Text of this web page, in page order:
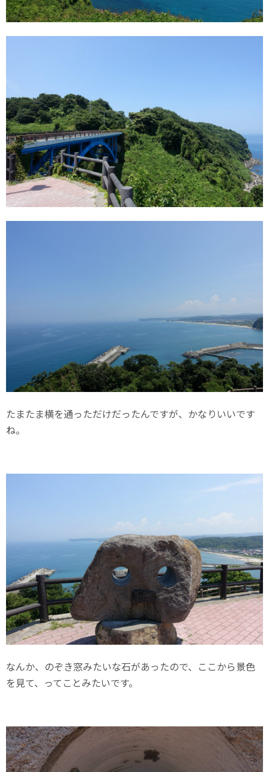
たまたま横を通っただけだったんですが、かなりいいです
ね。
なんか、のぞき窓みたいな石があったので、ここから景色
を見て、ってことみたいです。